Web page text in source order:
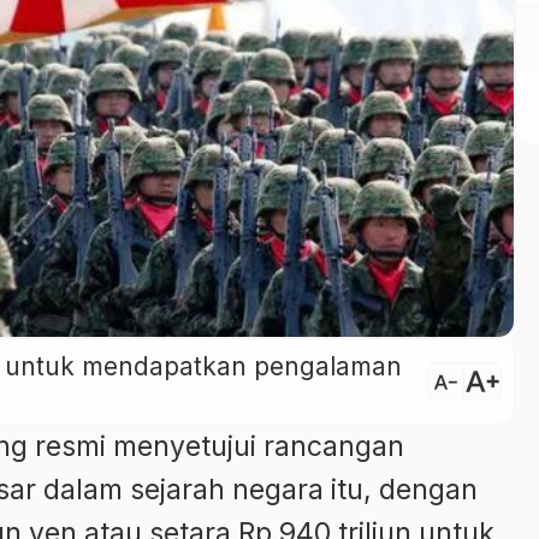
mendapatkan pengalaman
text_decrease text_increase
resmi menyetujui rancangan
dalam sejarah negara itu, dengan